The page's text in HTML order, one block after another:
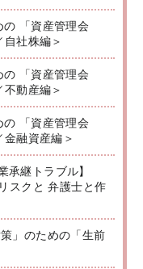
「資産管理会
社株編＞
「資産管理会
動産編＞
「資産管理会
融資産編＞
継トラブル】
スクと 弁護士と作
」のための「生前